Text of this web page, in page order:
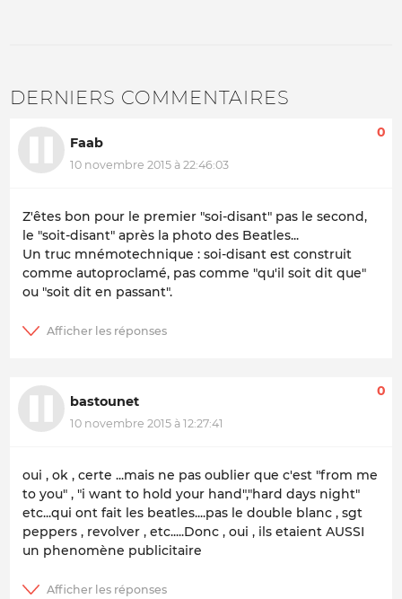
DERNIERS COMMENTAIRES
Faab
10 novembre 2015 à 22:46:03
0
Z'êtes bon pour le premier "soi-disant" pas le second,
le "soit-disant" après la photo des Beatles...
Un truc mnémotechnique : soi-disant est construit
comme autoproclamé, pas comme "qu'il soit dit que"
ou "soit dit en passant".
bastounet
10 novembre 2015 à 12:27:41
0
oui , ok , certe ...mais ne pas oublier que c'est "from me
to you" , "i want to hold your hand","hard days night"
etc...qui ont fait les beatles....pas le double blanc , sgt
peppers , revolver , etc.....Donc , oui , ils etaient AUSSI
un phenomène publicitaire